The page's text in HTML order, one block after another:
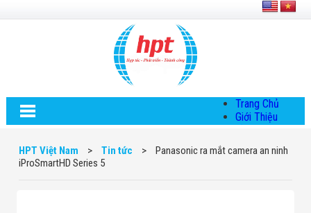
Trang Chủ
Giới Thiệu
Hội Đồng Quản
HPT Việt Nam > Tin tức >
Panasonic ra mắt camera an ninh
iProSmartHD Series 5